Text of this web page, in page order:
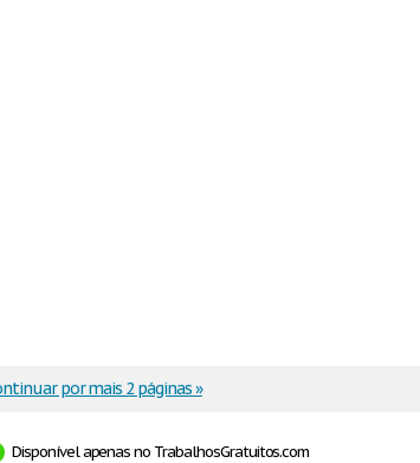
por mais 2 páginas »
Disponível apenas no TrabalhosGratuitos.com